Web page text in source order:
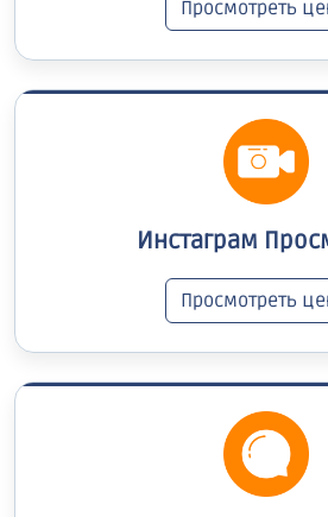
Просмотреть
Инстаграм
Просмотреть